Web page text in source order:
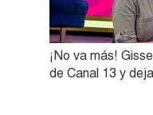
¡No va más!
de Canal 13 y